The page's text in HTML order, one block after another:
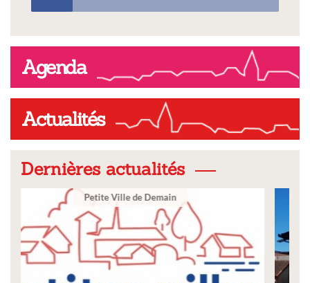
Agenda
Actualités
Dernières actualités